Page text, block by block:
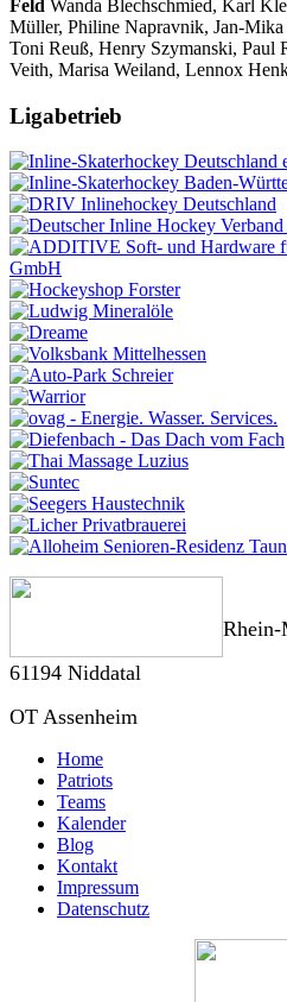
Feld Wanda Blechschmied, Karl
Müller, Philine Napravnik, Jan-Mika
Toni Reuß, Henry Szymanski, Paul
Veith, Marisa Weiland, Lennox
Ligabetrieb
Rhein-
61194 Niddatal
OT Assenheim
Home
Patriots
Teams
Kalender
Blog
Kontakt
Impressum
Datenschutz